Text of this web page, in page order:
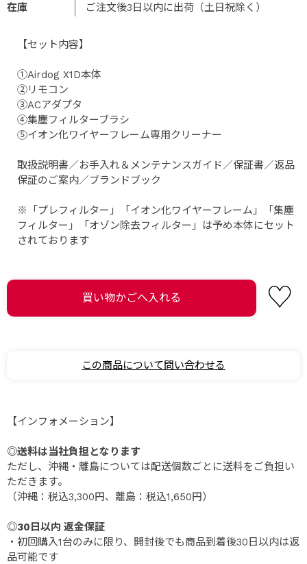
在庫 ご注文後3日以内に出荷（土日祝除く）
【セット内容】
①Airdog X1D本体
②リモコン
③ACアダプタ
④集塵フィルターブラシ
⑤イオン化ワイヤーフレーム専用クリーナー
取扱説明書／お手入れ＆メンテナンスガイド／保証書／返品
保証のご案内／ブランドブック
※「プレフィルター」「イオン化ワイヤーフレーム」「集塵
フィルター」「オゾン除去フィルター」は予め本体にセット
されております
この商品について問い合わせる
【インフォメーション】
◎送料は当社負担となります
ただし、沖縄・離島については配送個数ごとに送料をご負担い
ただきます。
（沖縄：税込3,300円、離島：税込1,650円）
◎30日以内 返金保証
・初回購入1台のみに限り、開封後でも商品到着後30日以内は返
品可能です